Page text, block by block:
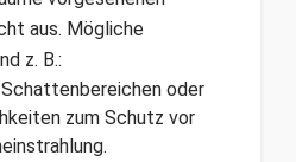
aus. Mögliche
z. B.:
oder
zum Schutz vor